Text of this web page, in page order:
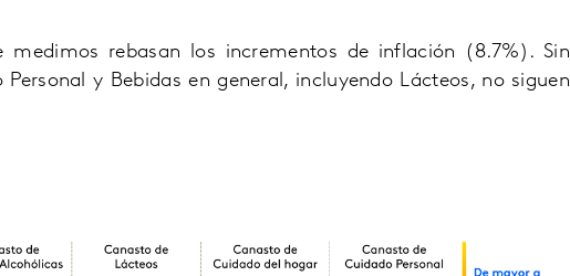
medimos rebasan los incrementos de inflación (8.7%). Sin
y Bebidas en general, incluyendo Lácteos, no siguen